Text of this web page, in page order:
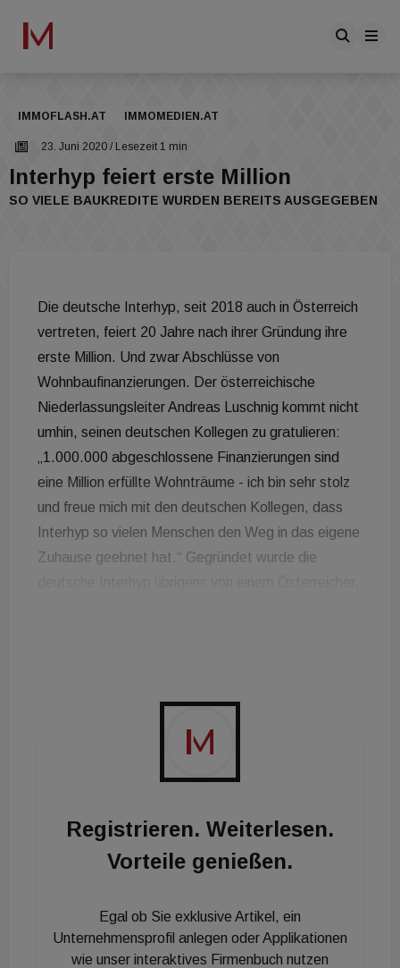
IMMOFLASH.AT IMMOMEDIEN.AT
23. Juni 2020 / Lesezeit 1 min
Interhyp feiert erste Million
SO VIELE BAUKREDITE WURDEN BEREITS AUSGEGEBEN
Die deutsche Interhyp, seit 2018 auch in Österreich
vertreten, feiert 20 Jahre nach ihrer Gründung ihre
erste Million. Und zwar Abschlüsse von
Wohnbaufinanzierungen. Der österreichische
Niederlassungsleiter Andreas Luschnig kommt nicht
umhin, seinen deutschen Kollegen zu gratulieren:
„1.000.000 abgeschlossene Finanzierungen sind
eine Million erfüllte Wohnträume - ich bin sehr stolz
und freue mich mit den deutschen Kollegen, dass
Interhyp so vielen Menschen den Weg in das eigene
Zuhause geebnet hat.“ Gegründet wurde die
Wohnimmobilienfinanzierungen zu betätigen und
Kunden Vergleichsangebote zu ermöglichen. Im
Vorjahr hat die Interhyp laut eigenen Angaben ein
Baufinanzierungsvolumen von 24,5 Milliarden Euro
einem Jahr in Österreich sieht man sich am Wiener
Standort aber noch ein Stück von vergleichbaren
aufholen: „Mit mittlerweile 40 Banken an unserer
Seite - und es werden wöchentlich mehr - haben wir
bereits ein gutes Portfolio, um die
Registrieren. Weiterlesen.
Vorteile genießen.
Egal ob Sie exklusive Artikel, ein
Unternehmensprofil anlegen oder Applikationen
wie unser interaktives Firmenbuch nutzen